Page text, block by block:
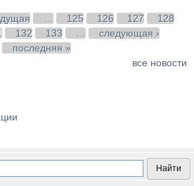
… 125 126 127
128
132 133 …
следующая ›
последняя »
все новости